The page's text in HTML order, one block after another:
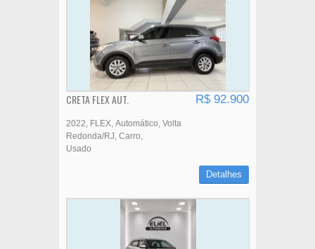
CRETA FLEX AUT. R$ 92.900
2022 FLEX Automático Volta
Redonda/RJ Carro
Usado
Detalhes